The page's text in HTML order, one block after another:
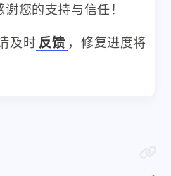
谢您的支持与信任！
及时 反馈 ，修复进度将